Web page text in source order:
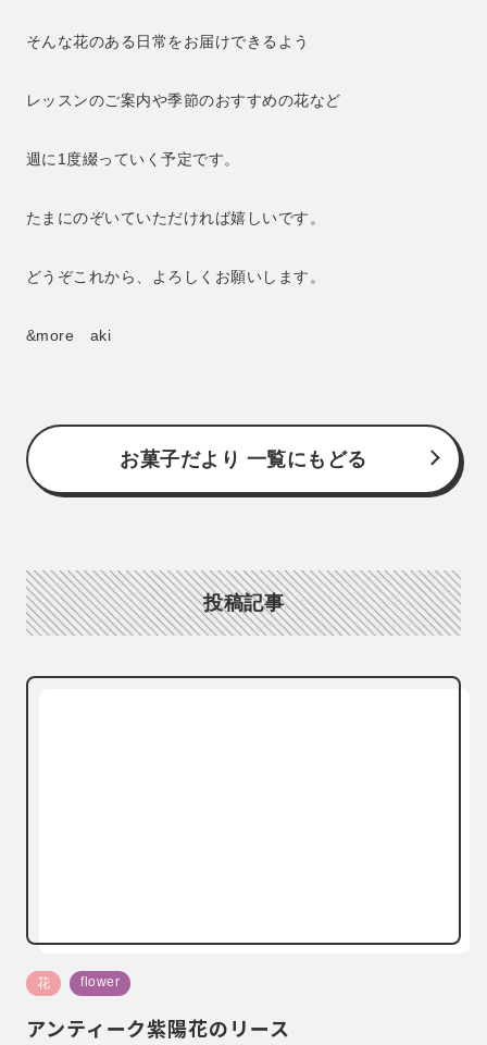
そんな花のある日常をお届けできるよう
レッスンのご案内や季節のおすすめの花など
週に1度綴っていく予定です。
たまにのぞいていただければ嬉しいです。
どうぞこれから、よろしくお願いします。
&more aki
お菓子だより 一覧にもどる
投稿記事
花 flower
アンティーク紫陽花のリース